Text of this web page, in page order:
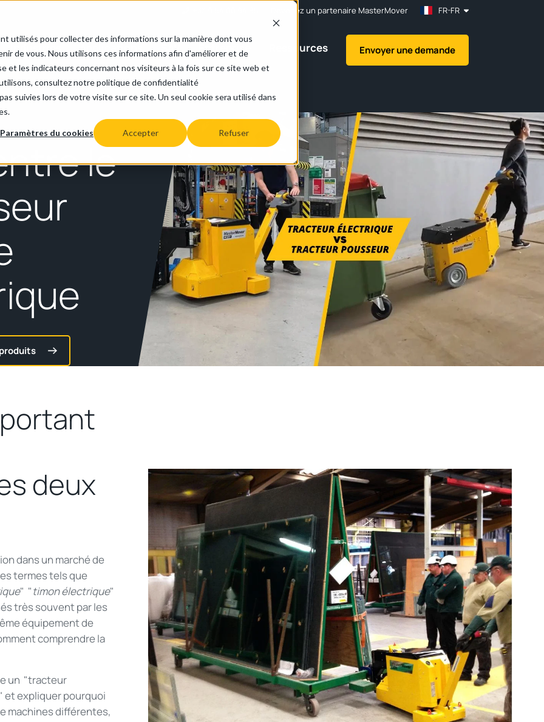
utilisés pour collecter des informations sur la manière dont vous
de vous. Nous utilisons ces informations afin d'améliorer et de
et les indicateurs concernant nos visiteurs à la fois sur ce site web et
consultez notre politique de confidentialité
suivies lors de votre visite sur ce site. Un seul cookie sera utilisé dans
Paramètres du cookies Accepter Refuser
Devenez un partenaire MasterMover FR-FR
Industries Applications SAV Entreprise Ressources Envoyer une demande
entre le tracteur pousseur électrique et le tracteur électrique
le
deux
dans un marché de
termes tels que
" "timon électrique"
très souvent par les
équipement de
comprendre la
un "tracteur
expliquer pourquoi
machines différentes,